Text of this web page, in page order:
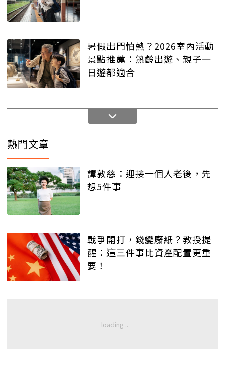
暑假出門怕熱？2026室內活動
景點推薦：熟齡出遊、親子一
日遊都適合
熱門文章
譚敦慈：迎接一個人老後，先
想5件事
戰爭開打，錢變廢紙？教授提
醒：這三件事比資產配置更重
要！